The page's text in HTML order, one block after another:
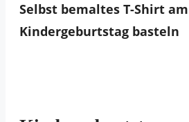
Selbst bemaltes T-Shirt am
Kindergeburtstag basteln